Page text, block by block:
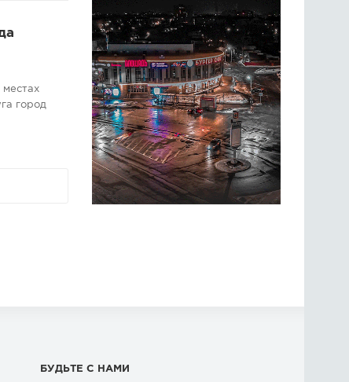
местах
город
БУДЬТЕ С НАМИ